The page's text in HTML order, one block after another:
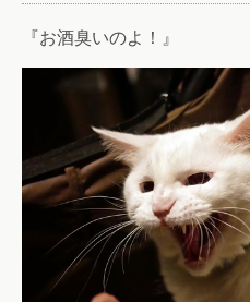
『お酒臭いのよ！』